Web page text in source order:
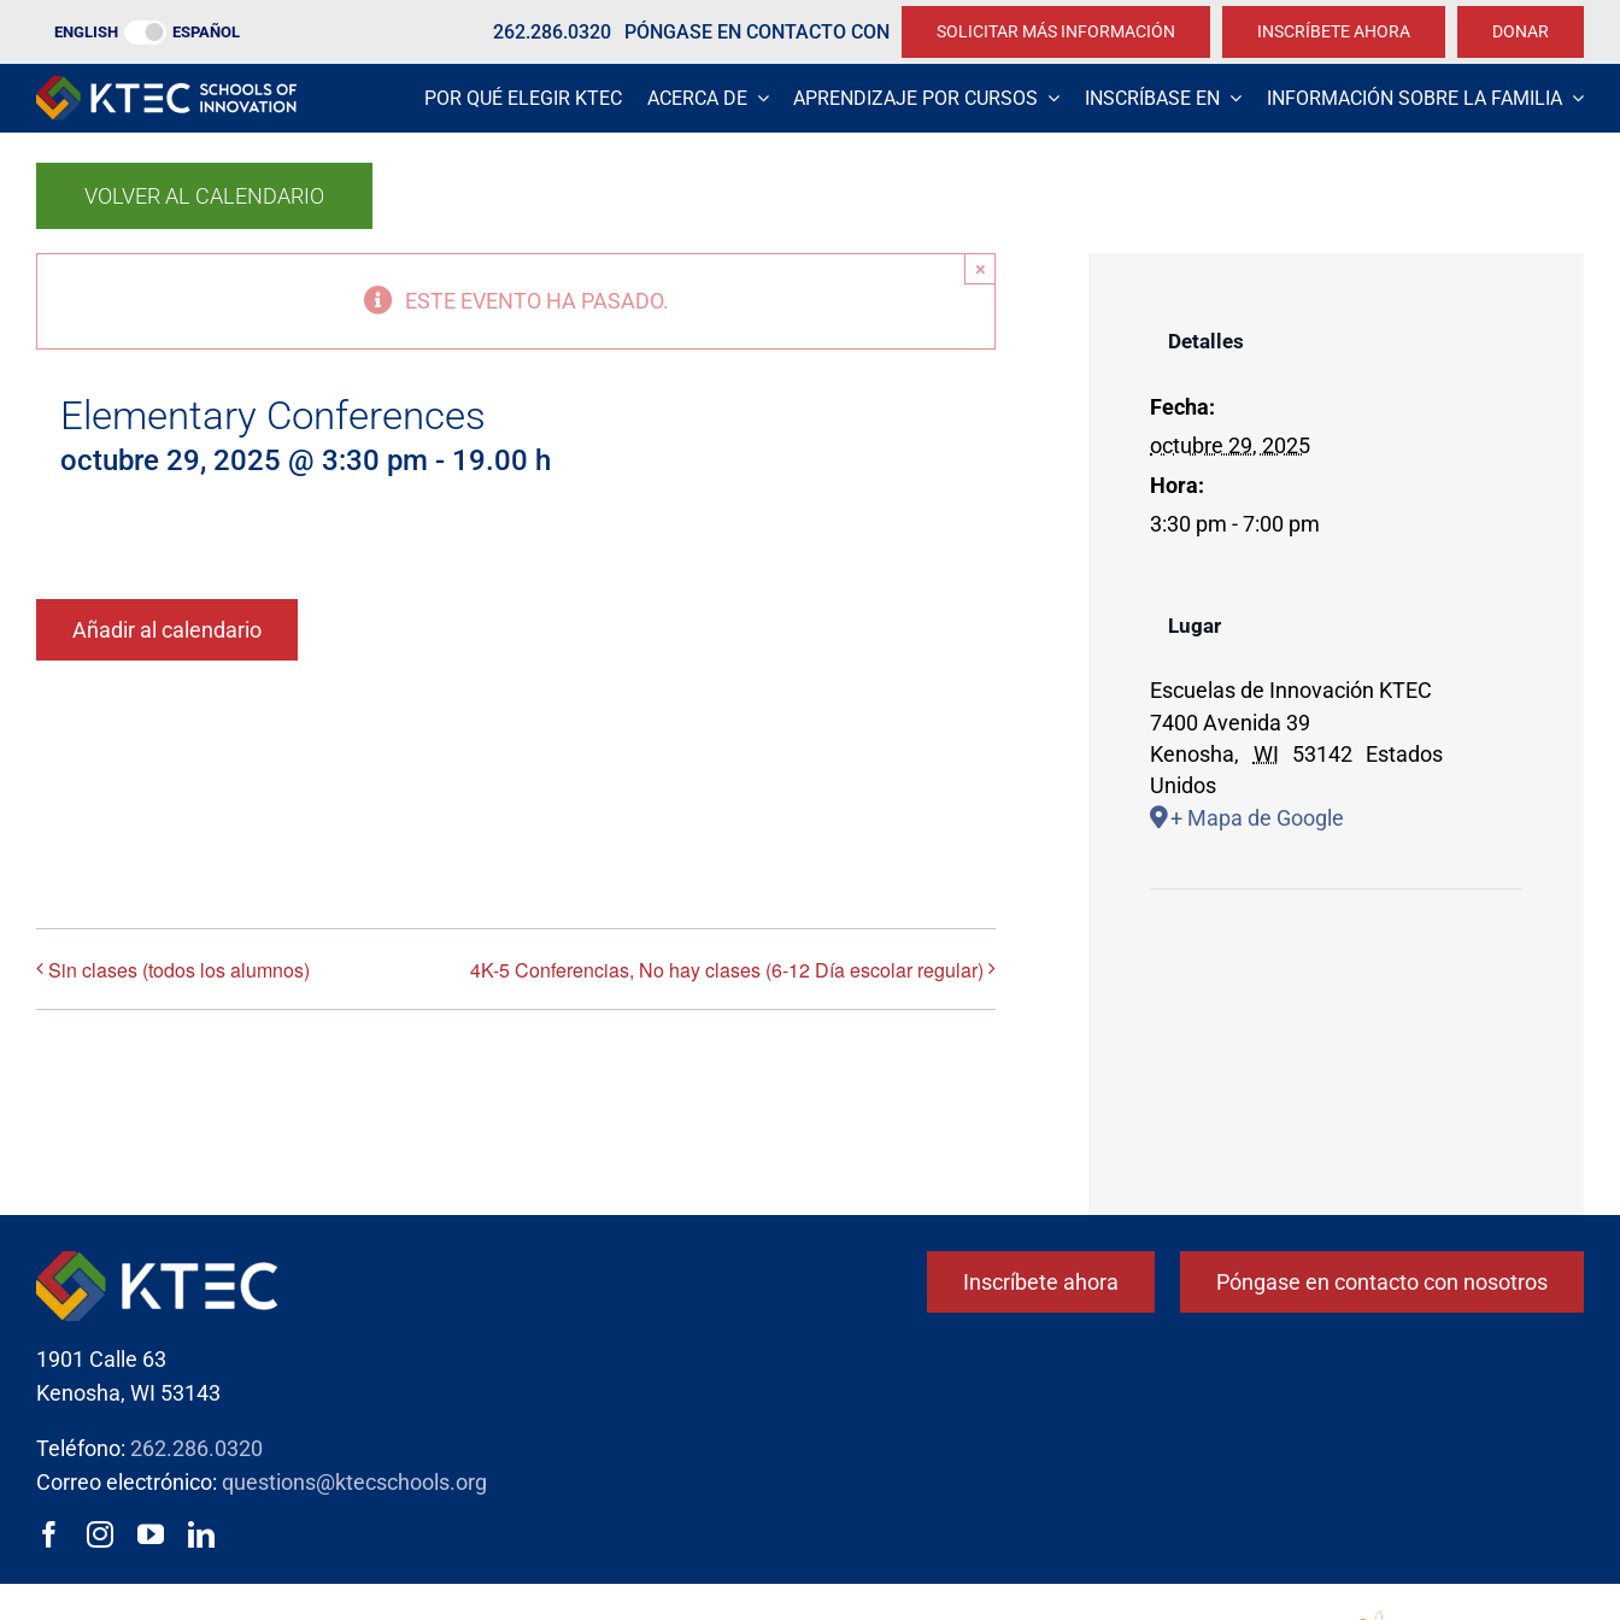
contenido
ENGLISH ESPAÑOL 262.286.0320 PÓNGASE EN CONTACTO CON SOLICITAR MÁS INFORMACIÓN INSCRÍBETE AHORA DONAR
POR QUÉ ELEGIR KTEC ACERCA DE APRENDIZAJE POR CURSOS INSCRÍBASE EN INFORMACIÓN SOBRE LA FAMILIA
VOLVER AL CALENDARIO
ESTE EVENTO HA PASADO.
×
Elementary Conferences
octubre 29, 2025 @ 3:30 pm - 19.00 h
Añadir al calendario
Sin clases (todos los alumnos) 4K-5 Conferencias, No hay clases (6-12 Día escolar regular)
Detalles
Fecha:
octubre 29, 2025
Hora:
3:30 pm - 7:00 pm
Lugar
Escuelas de Innovación KTEC
7400 Avenida 39
Kenosha, WI 53142 Estados
Unidos
+ Mapa de Google
1901 Calle 63
Kenosha, WI 53143
Teléfono: 262.286.0320
Correo electrónico: questions@ktecschools.org
Inscríbete ahora Póngase en contacto con nosotros